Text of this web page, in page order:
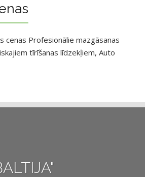
cenas Profesionālie mazgāsanas
tīrīšanas līdzekļiem, Auto